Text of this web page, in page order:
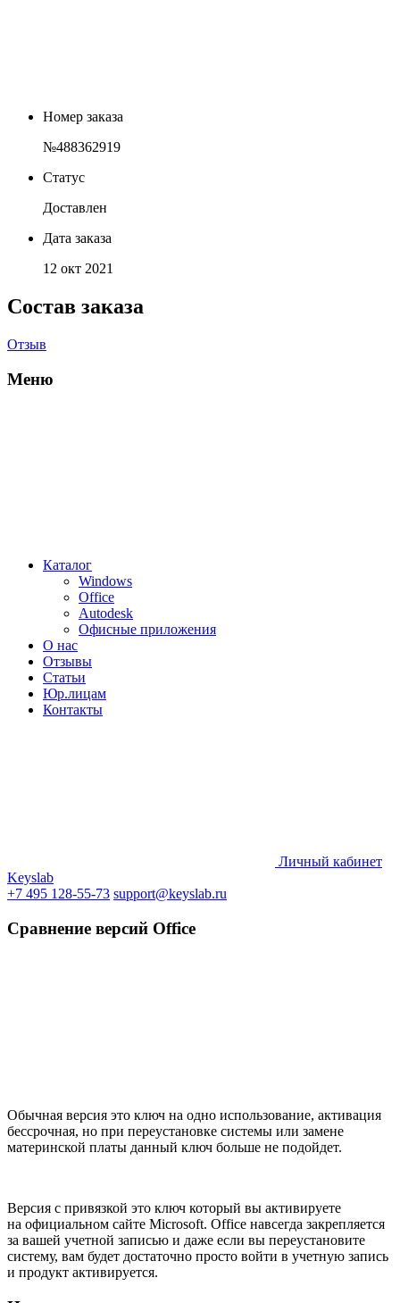
Номер заказа
№488362919
Статус
Доставлен
Дата заказа
12 окт 2021
Состав заказа
Отзыв
Меню
Каталог
Windows
Office
Autodesk
Офисные приложения
О нас
Отзывы
Статьи
Юр.лицам
Контакты
Личный кабинет
Keyslab
+7 495 128-55-73 support@keyslab.ru
Сравнение версий Office
Обычная версия это ключ на одно использование, активация
бессрочная, но при переустановке системы или замене
материнской платы данный ключ больше не подойдет.
Версия с привязкой это ключ который вы активируете
на официальном сайте Microsoft. Office навсегда закрепляется
за вашей учетной записью и даже если вы переустановите
систему, вам будет достаточно просто войти в учетную запись
и продукт активируется.